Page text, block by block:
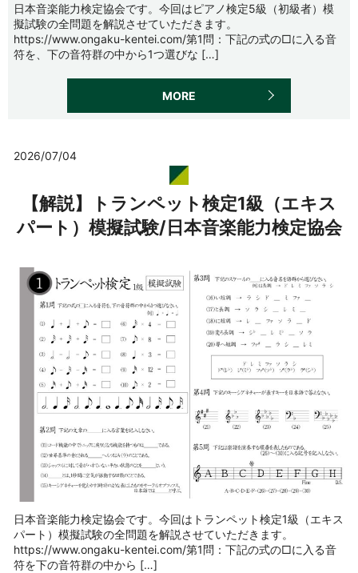
日本音楽能力検定協会です。今回はピアノ検定5級（初級者）模
擬試験の全問題を解説させていただきます。
https://www.ongaku-kentei.com/第1問：下記の式の□に入る音
符を、下の音符群の中から1つ選びな […]
MORE
2026/07/04
【解説】トランペット検定1級（エキス
パート）模擬試験/日本音楽能力検定協会
日本音楽能力検定協会です。今回はトランペット検定1級（エキス
パート）模擬試験の全問題を解説させていただきます。
https://www.ongaku-kentei.com/第1問：下記の式の□に入る音
符を下の音符群の中から […]